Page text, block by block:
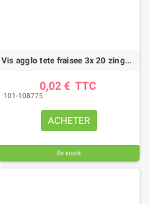
Vis agglo tete fraisee 3x 20 zingue (boite de 400)
0,02 € TTC
101-108775
ACHETER
En stock